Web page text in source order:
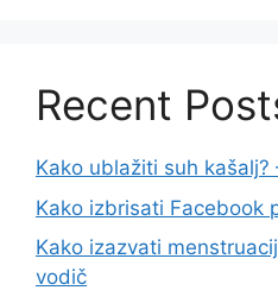
Recent
Kako ublažiti suh kašalj?
Kako izbrisati Facebook
Kako izazvati
vodič